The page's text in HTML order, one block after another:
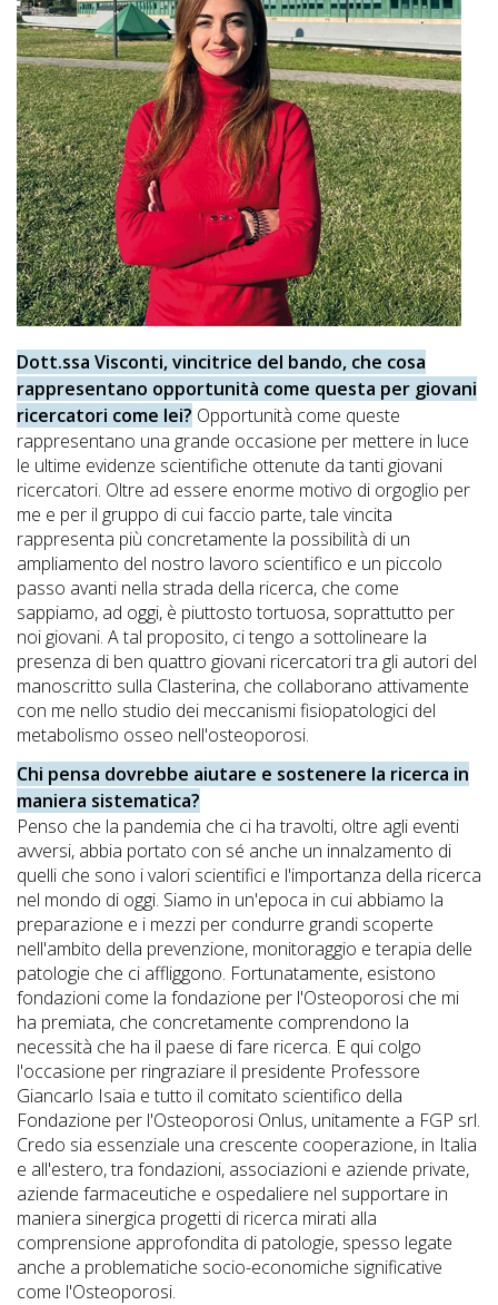
Dott.ssa Visconti, vincitrice del bando, che cosa
rappresentano opportunità come questa per giovani
ricercatori come lei? Opportunità come queste
rappresentano una grande occasione per mettere in luce
le ultime evidenze scientifiche ottenute da tanti giovani
ricercatori. Oltre ad essere enorme motivo di orgoglio per
me e per il gruppo di cui faccio parte, tale vincita
rappresenta più concretamente la possibilità di un
ampliamento del nostro lavoro scientifico e un piccolo
passo avanti nella strada della ricerca, che come
sappiamo, ad oggi, è piuttosto tortuosa, soprattutto per
noi giovani. A tal proposito, ci tengo a sottolineare la
presenza di ben quattro giovani ricercatori tra gli autori del
manoscritto sulla Clasterina, che collaborano attivamente
con me nello studio dei meccanismi fisiopatologici del
metabolismo osseo nell'osteoporosi.
Chi pensa dovrebbe aiutare e sostenere la ricerca in
maniera sistematica?
Penso che la pandemia che ci ha travolti, oltre agli eventi
avversi, abbia portato con sé anche un innalzamento di
quelli che sono i valori scientifici e l'importanza della ricerca
nel mondo di oggi. Siamo in un'epoca in cui abbiamo la
preparazione e i mezzi per condurre grandi scoperte
nell'ambito della prevenzione, monitoraggio e terapia delle
patologie che ci affliggono. Fortunatamente, esistono
fondazioni come la fondazione per l'Osteoporosi che mi
ha premiata, che concretamente comprendono la
necessità che ha il paese di fare ricerca. E qui colgo
l'occasione per ringraziare il presidente Professore
Giancarlo Isaia e tutto il comitato scientifico della
Fondazione per l'Osteoporosi Onlus, unitamente a FGP srl.
Credo sia essenziale una crescente cooperazione, in Italia
e all'estero, tra fondazioni, associazioni e aziende private,
aziende farmaceutiche e ospedaliere nel supportare in
maniera sinergica progetti di ricerca mirati alla
comprensione approfondita di patologie, spesso legate
anche a problematiche socio-economiche significative
come l'Osteoporosi.